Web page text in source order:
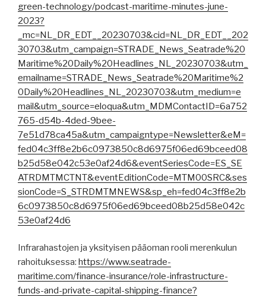
green-technology/podcast-maritime-minutes-june-
2023?
_mc=NL_DR_EDT__20230703&cid=NL_DR_EDT__202
30703&utm_campaign=STRADE_News_Seatrade%20
Maritime%20Daily%20Headlines_NL_20230703&utm_
emailname=STRADE_News_Seatrade%20Maritime%2
0Daily%20Headlines_NL_20230703&utm_medium=e
mail&utm_source=eloqua&utm_MDMContactID=6a752
765-d54b-4ded-9bee-
7e51d78ca45a&utm_campaigntype=Newsletter&eM=
fed04c3ff8e2b6c0973850c8d6975f06ed69bceed08
b25d58e042c53e0af24d6&eventSeriesCode=ES_SE
ATRDMTMCTNT&eventEditionCode=MTM00SRC&ses
sionCode=S_STRDMTMNEWS&sp_eh=fed04c3ff8e2b
6c0973850c8d6975f06ed69bceed08b25d58e042c
53e0af24d6
Infrarahastojen ja yksityisen pääoman rooli merenkulun
rahoituksessa: https://www.seatrade-
maritime.com/finance-insurance/role-infrastructure-
funds-and-private-capital-shipping-finance?